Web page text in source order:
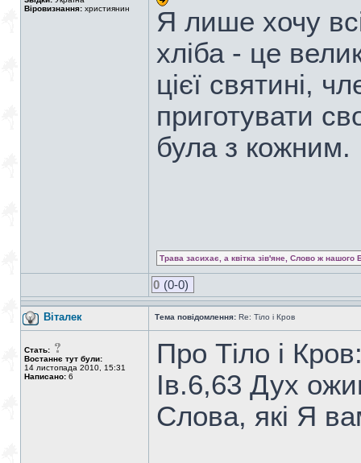
Віровизнання: християнин
Я лише хочу
хліба - це
цієї святині,
приготувати
була з кожним.
Трава засихає, а квітка зів'яне, Слово ж нашого
0 (0-0)
Віталек Тема повідомлення: Re: Тіло і Кров
Стать:
Востаннє тут були:
14 листопада 2010, 15:31
Написано: 6
Про Тіло і
Ів.6,63 Дух
Слова, які Я